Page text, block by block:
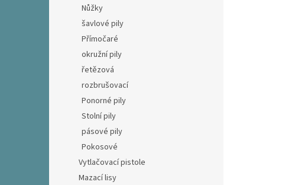
Nůžky
šavlové pily
Přímočaré
okružní pily
řetězová
rozbrušovací
Ponorné pily
Stolní pily
pásové pily
Pokosové
Vytlačovací pistole
Mazací lisy